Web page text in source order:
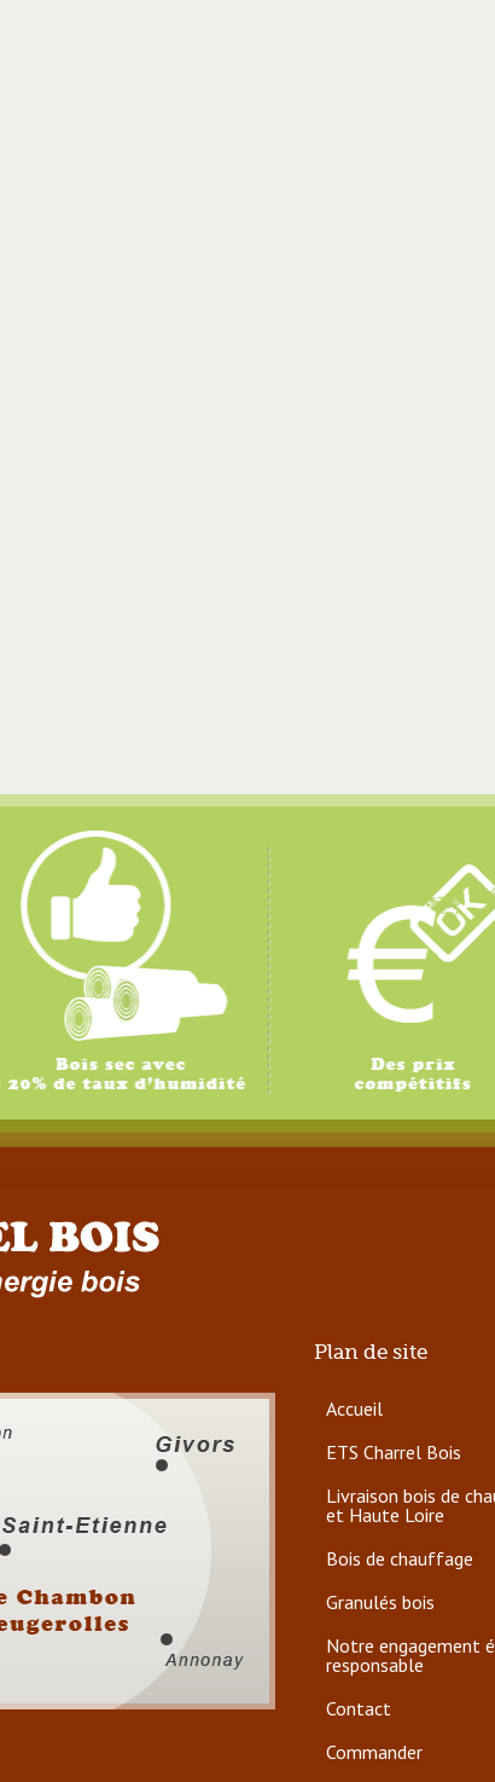
Plan de site
Accueil
ETS Charrel Bois
Livraison bois de
et Haute Loire
Bois de chauffage
Granulés bois
Notre engagement
responsable
Contact
Commander